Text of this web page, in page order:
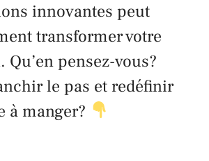
innovantes peut
transformer votre
pensez-vous?
le pas et redéfinir
à manger?